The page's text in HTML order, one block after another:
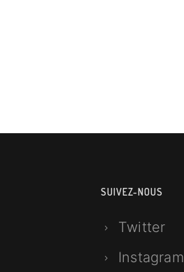
SUIVEZ-NOUS
Twitter
Instagram